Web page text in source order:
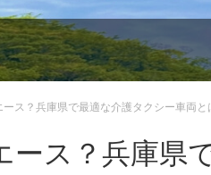
ス？兵庫県で最適な介護タクシー車両
ース？兵庫県